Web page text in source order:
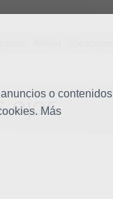
o contenidos
Más
ojos